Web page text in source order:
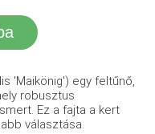
'Maikönig') egy feltűnő,
robusztus
Ez a fajta a kert
választása.